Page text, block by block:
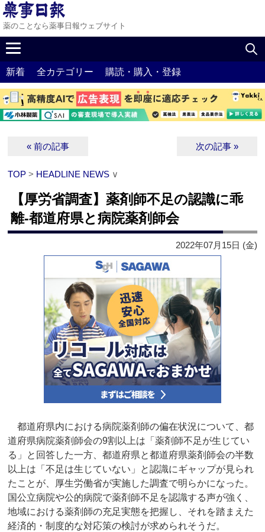
薬のことなら薬事日報ウェブサイト
新着 全カテゴリー 購読・購入・登録
« 前の記事 次の記事 »
TOP > HEADLINE NEWS ∨
【厚労省調査】薬剤師不足の認識に乖
離‐都道府県と病院薬剤師会
2022年07月15日 (金)
都道府県内における病院薬剤師の偏在状況について、都
道府県病院薬剤師会の9割以上は「薬剤師不足が生じてい
る」と回答した一方、都道府県と都道府県薬剤師会の半数
以上は「不足は生じていない」と認識にギャップが見られ
たことが、厚生労働省が実施した調査で明らかになった。
国公立病院や公的病院で薬剤師不足を認識する声が強く、
地域における薬剤師の充足実態を把握し、それを踏まえた
経済的・制度的な対応策の検討が求められそうだ。